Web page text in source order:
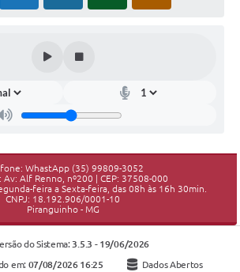
WhastApp (35) 99809-3052
Av: Alf Renno, nº200 | CEP: 37508-000
feira a Sexta-feira, das 08h às 16h 30min.
CNPJ: 18.192.906/0001-10
Piranguinho - MG
do Sistema: 3.5.3 - 19/06/2026
em: 07/08/2026 16:25 Dados Abertos